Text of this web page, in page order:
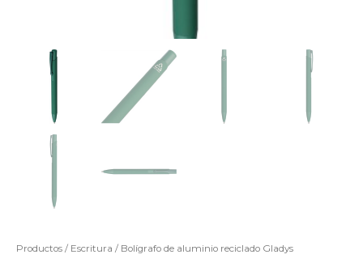
Productos / Escritura / Bolígrafo de aluminio reciclado Gladys